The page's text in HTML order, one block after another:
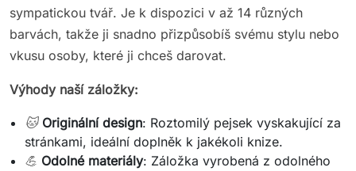
sympatickou tvář. Je k dispozici v až 14 různých
barvách, takže ji snadno přizpůsobíš svému stylu nebo
vkusu osoby, které ji chceš darovat.
Výhody naší záložky:
🐱 Originální design: Roztomilý pejsek vyskakující za
stránkami, ideální doplněk k jakékoli knize.
💪 Odolné materiály: Záložka vyrobená z odolného